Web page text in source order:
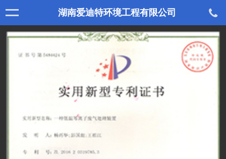
湖南爱迪特环境工程有限公司